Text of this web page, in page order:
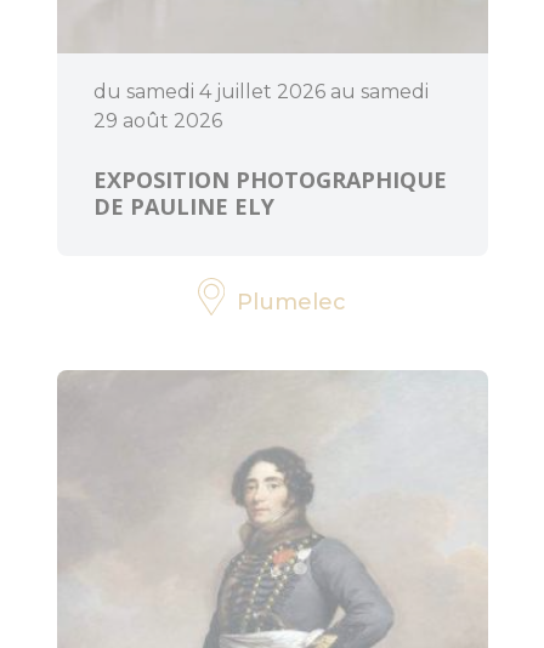
du samedi 4 juillet 2026 au samedi
29 août 2026
EXPOSITION PHOTOGRAPHIQUE
DE PAULINE ELY
Plumelec